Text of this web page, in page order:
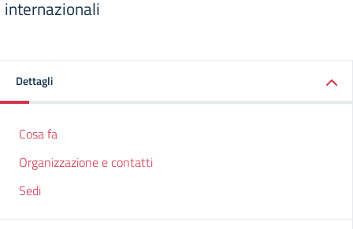
internazionali
Dettagli
Cosa fa
Organizzazione e contatti
Sedi